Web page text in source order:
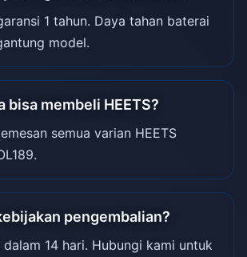
1 tahun. Daya tahan baterai
model.
bisa membeli HEETS?
semua varian HEETS
pengembalian?
dalam 14 hari. Hubungi kami untuk